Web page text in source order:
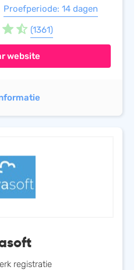
Proefperiode: 14 dagen
(1361)
website
registratie